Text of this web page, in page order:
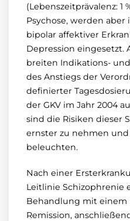
(Lebenszeitprävalenz: 1
Psychose, werden
bipolar affektiver
Depression eingesetzt.
breiten Indikations-
des Anstiegs der
definierter
der GKV im Jahr 2004
sind die Risiken dieser
ernster zu nehmen
beleuchten.
Nach einer
Leitlinie Schizophrenie
Behandlung mit
Remission,